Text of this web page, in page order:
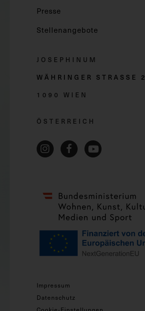
Presse
Stellenangebote
JOSEPHINUM
WÄHRINGER STRASSE 2
1090 WIEN
ÖSTERREICH
Impressum
Datenschutz